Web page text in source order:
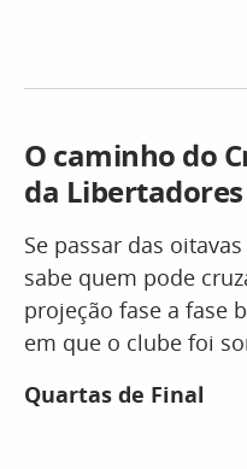
O caminho do
da Libertadores
Se passar das
sabe quem pode
projeção fase a fase
em que o clube foi
Quartas de Final